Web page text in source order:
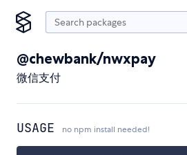
@chewbank/nwxpay
微信支付
USAGE no npm install needed!